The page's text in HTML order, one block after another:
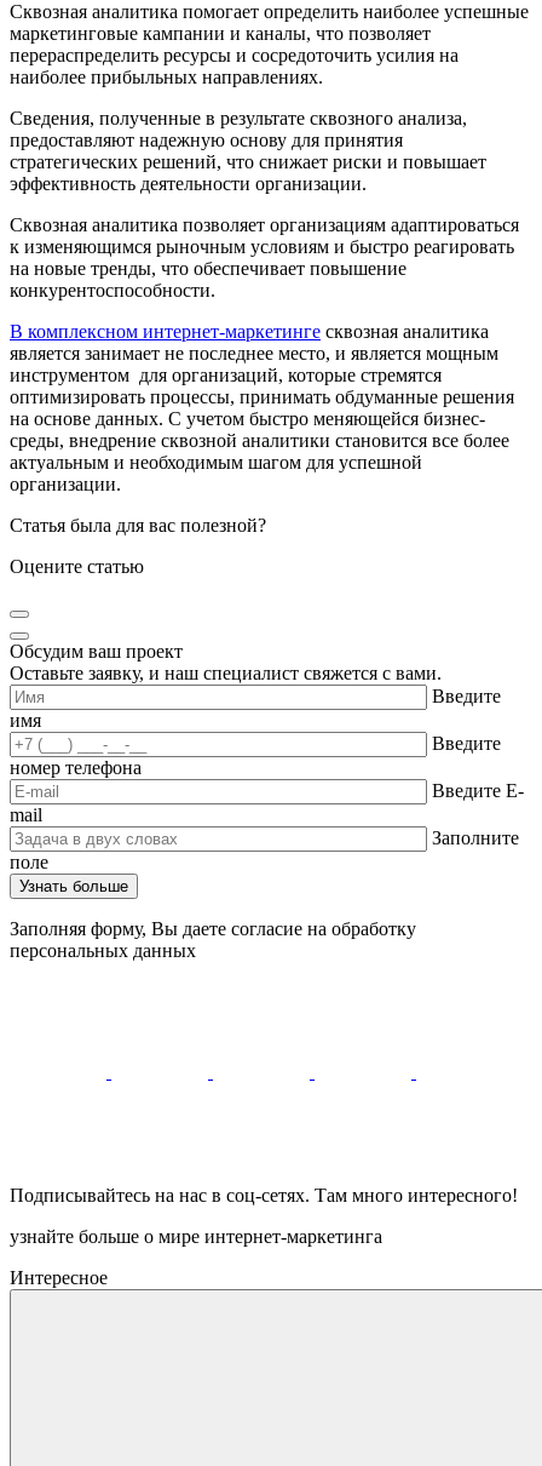
Сквозная аналитика помогает определить наиболее успешные
маркетинговые кампании и каналы, что позволяет
перераспределить ресурсы и сосредоточить усилия на
наиболее прибыльных направлениях.
Сведения, полученные в результате сквозного анализа,
предоставляют надежную основу для принятия
стратегических решений, что снижает риски и повышает
эффективность деятельности организации.
Сквозная аналитика позволяет организациям адаптироваться
к изменяющимся рыночным условиям и быстро реагировать
на новые тренды, что обеспечивает повышение
конкурентоспособности.
В комплексном интернет-маркетинге сквозная аналитика
является занимает не последнее место, и является мощным
инструментом для организаций, которые стремятся
оптимизировать процессы, принимать обдуманные решения
на основе данных. С учетом быстро меняющейся бизнес-
среды, внедрение сквозной аналитики становится все более
актуальным и необходимым шагом для успешной
организации.
Статья была для вас полезной?
Оцените статью
Обсудим ваш проект
Оставьте заявку, и наш специалист свяжется с вами.
Введите
имя
Введите
номер телефона
Введите E-
mail
Заполните
поле
Заполняя форму, Вы даете согласие на обработку
персональных данных
Подписывайтесь на нас в соц-сетях. Там много интересного!
узнайте больше о мире интернет-маркетинга
Интересное